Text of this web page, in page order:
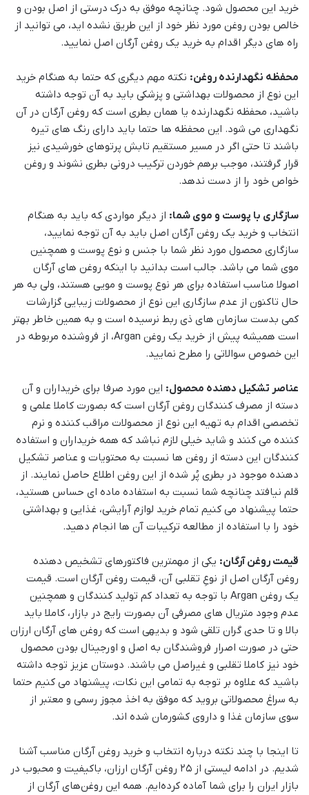
خرید این محصول شود. چنانچه موفق به درک درستی از اصل بودن و
خالص بودن روغن مورد نظر خود از این طریق نشده اید، می توانید از
راه های دیگر اقدام به خرید یک روغن آرگان اصل نمایید.
محفظه نگهدارنده روغن: نکته مهم دیگری که حتما به هنگام خرید
این نوع از محصولات بهداشتی و پزشکی باید به آن توجه داشته
باشید، محفظه نگهدارنده یا همان بطری است که روغن آرگان در آن
نگهداری می شود. این محفظه ها حتما باید دارای رنگ های تیره
باشند تا حتی اگر در مسیر مستقیم تابش پرتوهای خورشیدی نیز
قرار گرفتند، موجب برهم خوردن ترکیب درونی بطری نشوند و روغن
خواص خود را از دست ندهد.
سازگاری با پوست و موی شما: از دیگر مواردی که باید به هنگام
انتخاب و خرید یک روغن آرگان اصل باید به آن توجه نمایید،
سازگاری محصول مورد نظر شما با جنس و نوع پوست و همچنین
موی شما می باشد. جالب است بدانید با اینکه روغن های آرگان
اصولا مناسب استفاده برای هر نوع پوست و مویی هستند، ولی به هر
حال تاکنون از عدم سازگاری این نوع از محصولات زیبایی گزارشات
کمی بدست سازمان های ذی ربط نرسیده است و به همین خاطر بهتر
است همیشه پیش از خرید یک روغن Argan، از فروشنده مربوطه در
این خصوص سوالاتی را مطرح نمایید.
عناصر تشکیل دهنده محصول: این مورد صرفا برای خریداران و آن
دسته از مصرف کنندگان روغن آرگان است که بصورت کاملا علمی و
تخصصی اقدام به تهیه این نوع از محصولات مراقب کننده و نرم
کننده می کنند و شاید خیلی لازم نباشد که همه خریداران و استفاده
کنندگان این دسته از روغن ها نسبت به محتویات و عناصر تشکیل
دهنده موجود در بطری پُر شده از این روغن اطلاع حاصل نمایند. از
قلم نیافتد چنانچه شما نسبت به استفاده ماده ای حساس هستید،
حتما پیشنهاد می کنیم تمام خرید لوازم آرایشی، غذایی و بهداشتی
خود را با استفاده از مطالعه ترکیبات آن ها انجام دهید.
قیمت روغن آرگان: یکی از مهمترین فاکتورهای تشخیص دهنده
روغن آرگان اصل از نوعِ تقلبی آن، قیمت روغن آرگان است. قیمت
یک روغن Argan با توجه به تعداد کم تولید کنندگان و همچنین
عدم وجود متریال های مصرفی آن بصورت رایج در بازار، کاملا باید
بالا و تا حدی گران تلقی شود و بدیهی است که روغن های آرگان ارزان
حتی در صورت اصرار فروشندگان به اصل و اورجینال بودن محصول
خود نیز کاملا تقلبی و غیراصل می باشند. دوستان عزیز توجه داشته
باشید که علاوه بر توجه به تمامی این نکات، پیشنهاد می کنیم حتما
به سراغ محصولاتی بروید که موفق به اخذ مجوز رسمی و معتبر از
سوی سازمان غذا و داروی کشورمان شده اند.
تا اینجا با چند نکته درباره انتخاب و خرید روغن آرگان مناسب آشنا
شدیم. در ادامه لیستی از ۲۵ روغن آرگان ارزان، باکیفیت و محبوب در
بازار ایران را برای شما آماده کرده‌ایم. همه این روغن‌های آرگان از